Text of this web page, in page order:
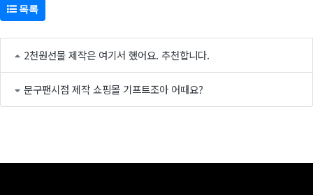
목록
2천원선물 제작은 여기서 했어요. 추천합니다.
문구팬시점 제작 쇼핑몰 기프트조아 어때요?